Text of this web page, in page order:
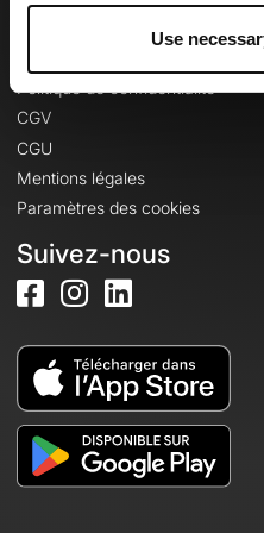
Use
Informations légales
Politique de confidentialité
CGV
CGU
Mentions légales
Paramètres des cookies
Suivez-nous